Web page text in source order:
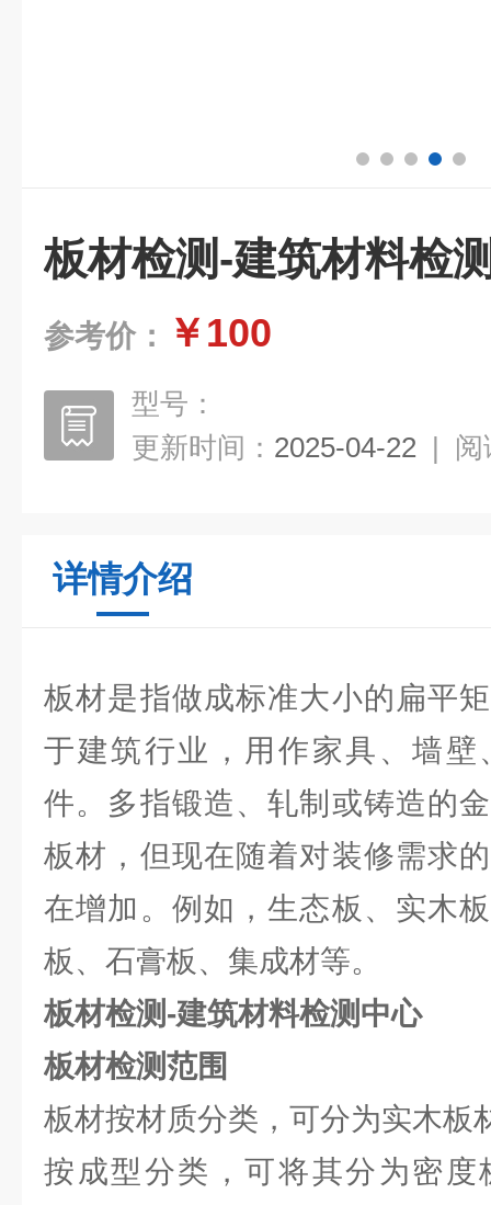
板材检测-建筑材料检
参考价： ￥100
型号：
更新时间： 2025-04-22 | 阅
详情介绍
板材是指做成标准大小的扁平
于建筑行业，用作家具、墙壁
件。多指锻造、轧制或铸造的
板材，但现在随着对装修需求
在增加。例如，生态板、实木
板、石膏板、集成材等。
板材检测-建筑材料检测中心
板材检测范围
板材按材质分类，可分为实木板
按成型分类，可将其分为密度